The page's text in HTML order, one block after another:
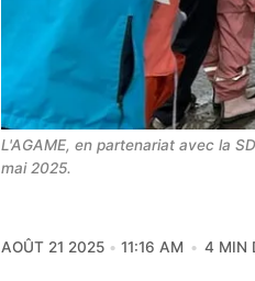
L'AGAME, en partenariat avec la
mai 2025.
AOÛT 21 2025 11:16 AM 4 MIN